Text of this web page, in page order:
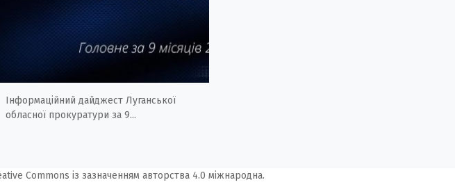
Інформаційний дайджест Луганської
обласної прокуратури за 9...
Commons із зазначенням авторства 4.0 міжнародна.